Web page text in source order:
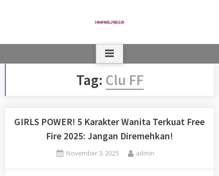
Tag: Clu FF
GIRLS POWER! 5 Karakter Wanita Terkuat Free
Fire 2025: Jangan Diremehkan!
Posted
November 3, 2025 By
admin